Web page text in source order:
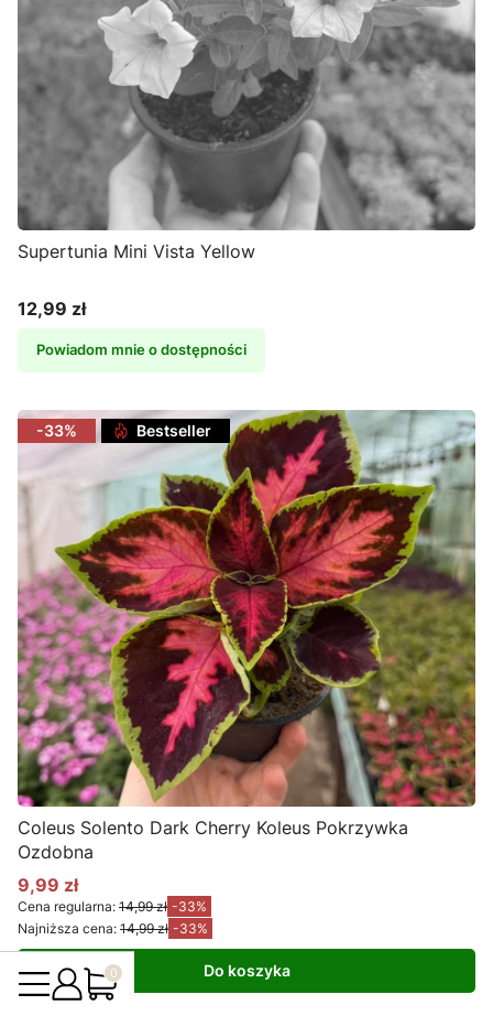
Supertunia Mini Vista Yellow
Cena
12,99 zł
Powiadom mnie o dostępności
-33% Bestseller
Coleus Solento Dark Cherry Koleus Pokrzywka
Ozdobna
Cena promocyjna
9,99 zł
Cena regularna: 14,99 zł -33%
Najniższa cena: 14,99 zł -33%
Do koszyka
Produkty w koszyku: 0. Zobacz szczegóły